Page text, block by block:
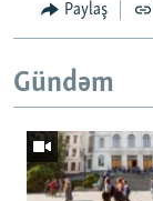
Paylaş
Gündəm